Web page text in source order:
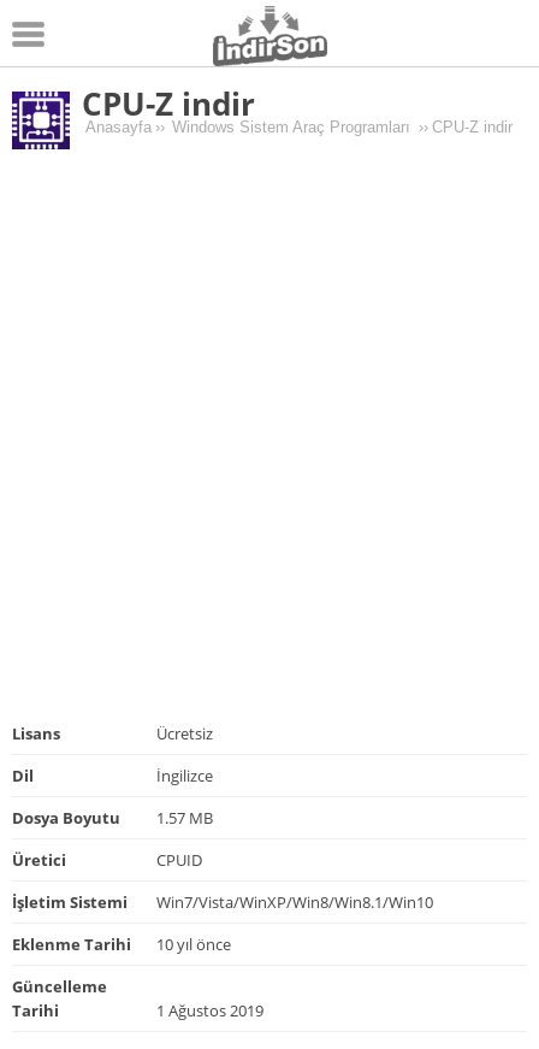
Android
Pc Oyunları
CPU-Z indir
Anasayfa ›› Windows Sistem Araç Programları ›› CPU-Z indir
Lisans
Ücretsiz
Dil
İngilizce
Dosya Boyutu
1.57 MB
Üretici
CPUID
İşletim Sistemi
Win7/Vista/WinXP/Win8/Win8.1/Win10
Eklenme Tarihi
10 yıl önce
Güncelleme
Tarihi
1 Ağustos 2019